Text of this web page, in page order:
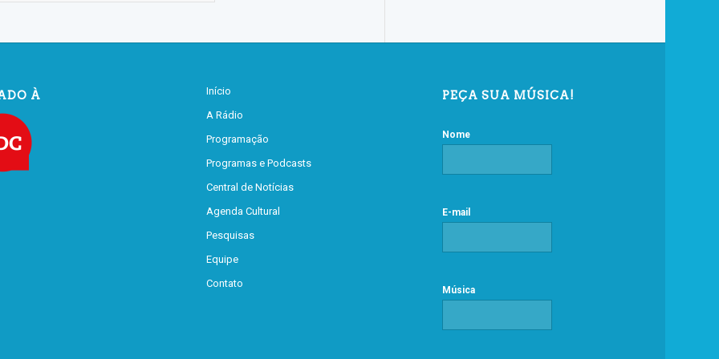
À
Início
A Rádio
Programação
Programas e Podcasts
Central de Notícias
Agenda Cultural
Pesquisas
Equipe
Contato
PEÇA SUA MÚSICA!
Nome
E-mail
Música